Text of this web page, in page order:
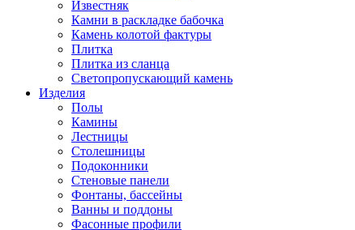
Известняк
Камни в раскладке бабочка
Камень колотой фактуры
Плитка
Плитка из сланца
Светопропускающий камень
Изделия
Полы
Камины
Лестницы
Столешницы
Подоконники
Стеновые панели
Фонтаны, бассейны
Ванны и поддоны
Фасонные профили